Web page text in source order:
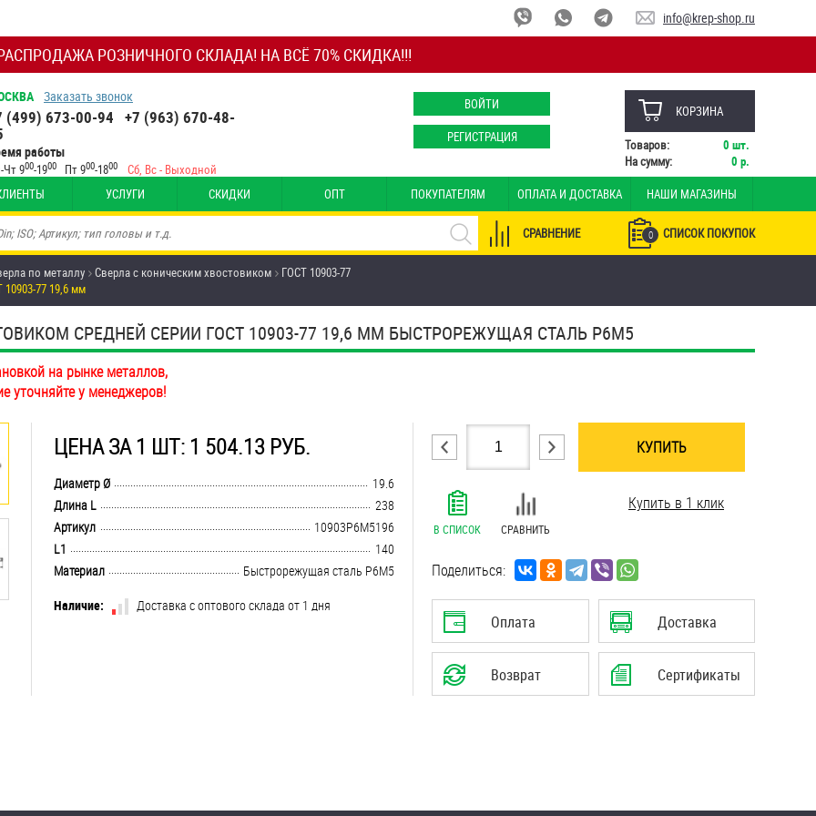
РОЗНИЧНОГО СКЛАДА! НА ВСЁ 70% СКИДКА!!!
info@krep-shop.ru
Заказать звонок
(499) 673-00-94 +7 (963) 670-48-
работы
Чт 900-1900 Пт 900-1800 Сб, Вс - Выходной
ВОЙТИ
РЕГИСТРАЦИЯ
КОРЗИНА
Товаров: 0 шт.
На сумму:
0 р.
УСЛУГИ СКИДКИ ОПТ ПОКУПАТЕЛЯМ ОПЛАТА И ДОСТАВКА НАШИ МАГАЗИНЫ
0 СПИСОК ПОКУПОК
СРАВНЕНИЕ
по металлу Сверла с коническим хвостовиком
ГОСТ 10903-77
77 19,6 мм
СРЕДНЕЙ СЕРИИ ГОСТ 10903-77 19,6 ММ БЫСТРОРЕЖУЩАЯ СТАЛЬ Р6М5
на рынке металлов,
уточняйте у менеджеров!
ЦЕНА ЗА 1 ШТ: 1 504.13 РУБ.
........................................................................................................................................................................................................
Диаметр Ø
19.6
........................................................................................................................................................................................................
Длина L
238
........................................................................................................................................................................................................
Артикул
10903Р6М5196
........................................................................................................................................................................................................
L1
140
........................................................................................................................................................................................................
Материал
Быстрорежущая сталь Р6М5
Наличие:
Доставка с оптового склада от 1 дня
КУПИТЬ
В СПИСОК СРАВНИТЬ
Купить в 1 клик
Поделиться:
Оплата Доставка
Возврат Сертификаты